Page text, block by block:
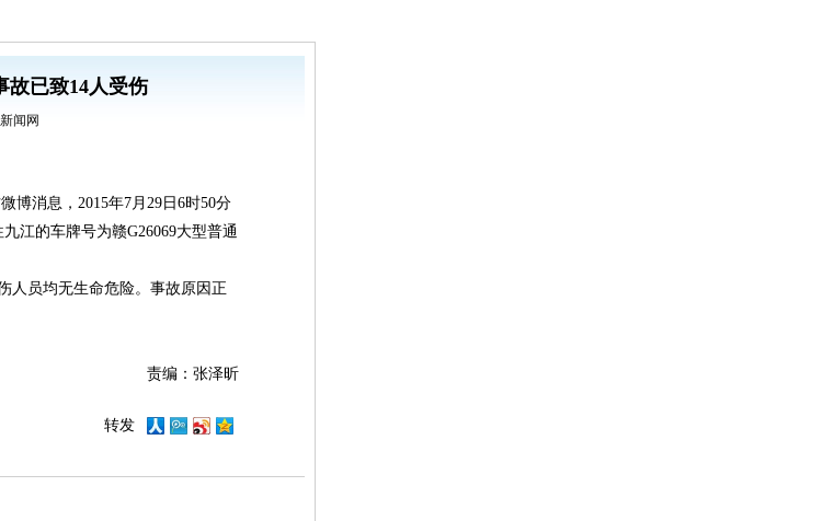
故已致14人受伤
闻网
消息，2015年7月29日6时50分
江的车牌号为赣G26069大型普通
员均无生命危险。事故原因正
责编：张泽昕
转发